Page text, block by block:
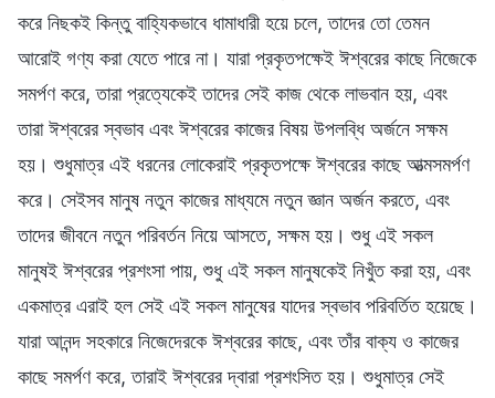
করে নিছকই কিন্তু বাহ্যিকভাবে ধামাধারী হয়ে চলে, তাদের তো তেমন
আরোই গণ্য করা যেতে পারে না। যারা প্রকৃতপক্ষেই ঈশ্বরের কাছে নিজেকে
সমর্পণ করে, তারা প্রত্যেকেই তাদের সেই কাজ থেকে লাভবান হয়, এবং
তারা ঈশ্বরের স্বভাব এবং ঈশ্বরের কাজের বিষয় উপলব্ধি অর্জনে সক্ষম
হয়। শুধুমাত্র এই ধরনের লোকেরাই প্রকৃতপক্ষে ঈশ্বরের কাছে আত্মসমর্পণ
করে। সেইসব মানুষ নতুন কাজের মাধ্যমে নতুন জ্ঞান অর্জন করতে, এবং
তাদের জীবনে নতুন পরিবর্তন নিয়ে আসতে, সক্ষম হয়। শুধু এই সকল
মানুষই ঈশ্বরের প্রশংসা পায়, শুধু এই সকল মানুষকেই নিখুঁত করা হয়, এবং
একমাত্র এরাই হল সেই এই সকল মানুষের যাদের স্বভাব পরিবর্তিত হয়েছে।
যারা আনন্দ সহকারে নিজেদেরকে ঈশ্বরের কাছে, এবং তাঁর বাক্য ও কাজের
কাছে সমর্পণ করে, তারাই ঈশ্বরের দ্বারা প্রশংসিত হয়। শুধুমাত্র সেই